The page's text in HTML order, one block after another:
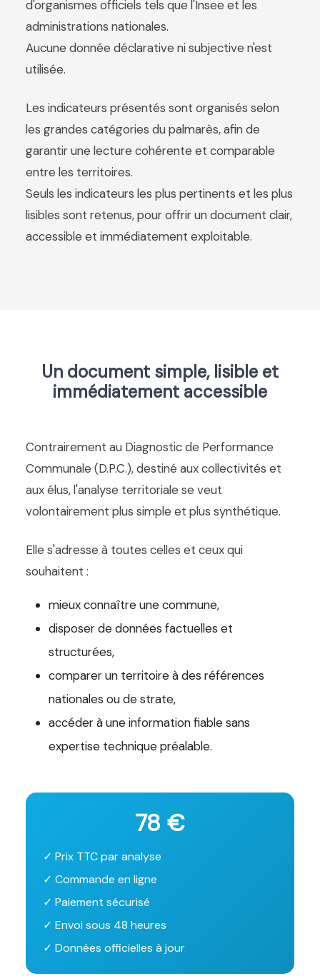
d'organismes officiels tels que l'Insee et les
administrations nationales.
Aucune donnée déclarative ni subjective n'est
utilisée.
Les indicateurs présentés sont organisés selon
les grandes catégories du palmarès, afin de
garantir une lecture cohérente et comparable
entre les territoires.
Seuls les indicateurs les plus pertinents et les plus
lisibles sont retenus, pour offrir un document clair,
accessible et immédiatement exploitable.
Un document simple, lisible et
immédiatement accessible
Contrairement au Diagnostic de Performance
Communale (D.P.C.), destiné aux collectivités et
aux élus, l'analyse territoriale se veut
volontairement plus simple et plus synthétique.
Elle s'adresse à toutes celles et ceux qui
souhaitent :
mieux connaître une commune,
disposer de données factuelles et
structurées,
comparer un territoire à des références
nationales ou de strate,
accéder à une information fiable sans
expertise technique préalable.
78 €
✓ Prix TTC par analyse
✓ Commande en ligne
✓ Paiement sécurisé
✓ Envoi sous 48 heures
✓ Données officielles à jour